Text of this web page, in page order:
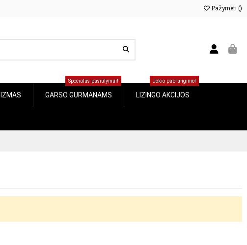
Pažymėti ( 0)
GARSO GURMANAMS
Specialūs pasiūlymai!
LIZINGO AKCIJOS
Jokio pabrangimo!